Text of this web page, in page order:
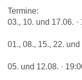
Termine:
03., 10. und 17.06.
01., 08., 15., 22.
05. und 12.08. ·